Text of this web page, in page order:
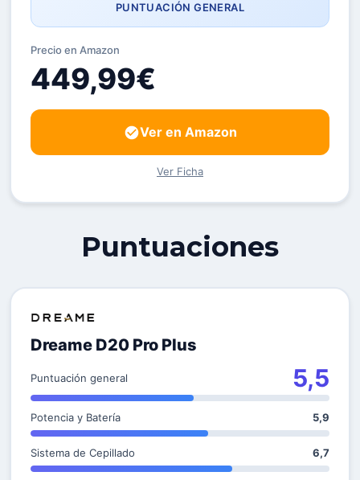
PUNTUACIÓN GENERAL
Precio en Amazon
449,99€
Ver en Amazon
Ver Ficha
Puntuaciones
Dreame D20 Pro Plus
Puntuación general 5,5
Potencia y Batería 5,9
Sistema de Cepillado 6,7